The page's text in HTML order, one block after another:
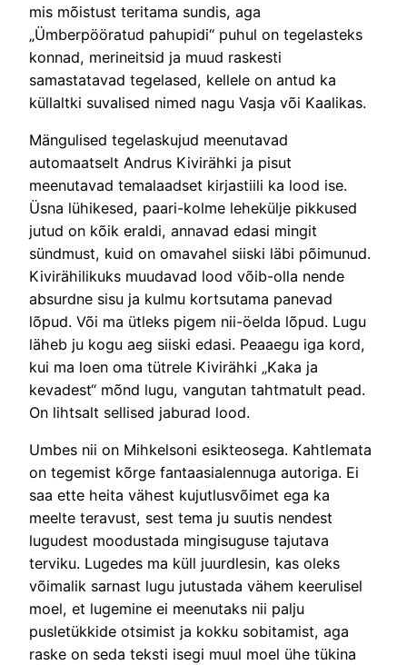
mis mõistust teritama sundis, aga
„Ümberpööratud pahupidi“ puhul on tegelasteks
konnad, merineitsid ja muud raskesti
samastatavad tegelased, kellele on antud ka
küllaltki suvalised nimed nagu Vasja või Kaalikas.
Mängulised tegelaskujud meenutavad
automaatselt Andrus Kivirähki ja pisut
meenutavad temalaadset kirjastiili ka lood ise.
Üsna lühikesed, paari-kolme lehekülje pikkused
jutud on kõik eraldi, annavad edasi mingit
sündmust, kuid on omavahel siiski läbi põimunud.
Kivirähilikuks muudavad lood võib-olla nende
absurdne sisu ja kulmu kortsutama panevad
lõpud. Või ma ütleks pigem nii-öelda lõpud. Lugu
läheb ju kogu aeg siiski edasi. Peaaegu iga kord,
kui ma loen oma tütrele Kivirähki „Kaka ja
kevadest“ mõnd lugu, vangutan tahtmatult pead.
On lihtsalt sellised jaburad lood.
Umbes nii on Mihkelsoni esikteosega. Kahtlemata
on tegemist kõrge fantaasialennuga autoriga. Ei
saa ette heita vähest kujutlusvõimet ega ka
meelte teravust, sest tema ju suutis nendest
lugudest moodustada mingisuguse tajutava
terviku. Lugedes ma küll juurdlesin, kas oleks
võimalik sarnast lugu jutustada vähem keerulisel
moel, et lugemine ei meenutaks nii palju
pusletükkide otsimist ja kokku sobitamist, aga
raske on seda teksti isegi muul moel ühe tükina